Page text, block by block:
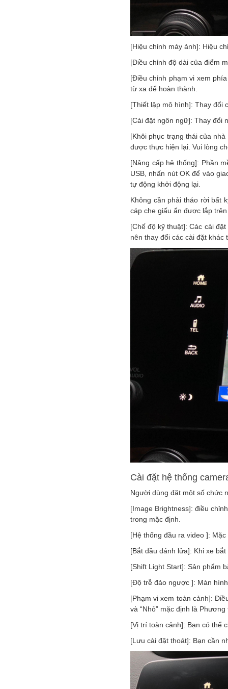
[Hiệu chỉnh máy ảnh]: Hiệu
[Điều chỉnh độ dài của điểm
[Điều chỉnh phạm vi xem
từ xa để hoàn thành.
[Thiết lập mô hình]: Thay đổi
[Cài đặt ngôn ngữ]: Thay đổi
[Khôi phục trạng thái của
được thực hiện lại. Vui lòng
[Nâng cấp hệ thống]: Phần
USB, nhấn nút OK để vào
tự động khởi động lại.
Không cần phải tháo rời bất
cáp che giấu ẩn được lắp
[Chế độ kỹ thuật]: Các cài
nên thay đổi các cài đặt
Cài đặt hệ thống
Người dùng đặt một số chức
[Image Brightness]: điều
trong mặc định.
[Hệ thống đầu ra video ]:
[Bắt đầu đánh lửa]: Khi xe
[Shift Light Start]: Sản phẩm
[Độ trễ đảo ngược ]: Màn
[Phạm vi xem toàn cảnh]:
và “Nhỏ” mặc định là Phương
[Vị trí toàn cảnh]: Bạn có thể
[Lưu cài đặt thoát]: Bạn cần